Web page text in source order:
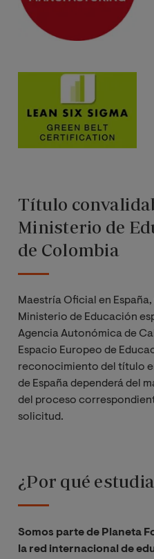
Título
Ministerio de
de Colombia
Maestría Oficial en
Ministerio de Educación
Agencia Autonómica de
Espacio Europeo de
reconocimiento del título
de España dependerá del
del proceso
solicitud.
¿Por qué
Somos parte de Planeta
la red internacional de